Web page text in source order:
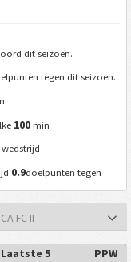
dit seizoen.
tegen dit seizoen.
100 min
0.9doelpunten tegen
FC II
Laatste 5 PPW